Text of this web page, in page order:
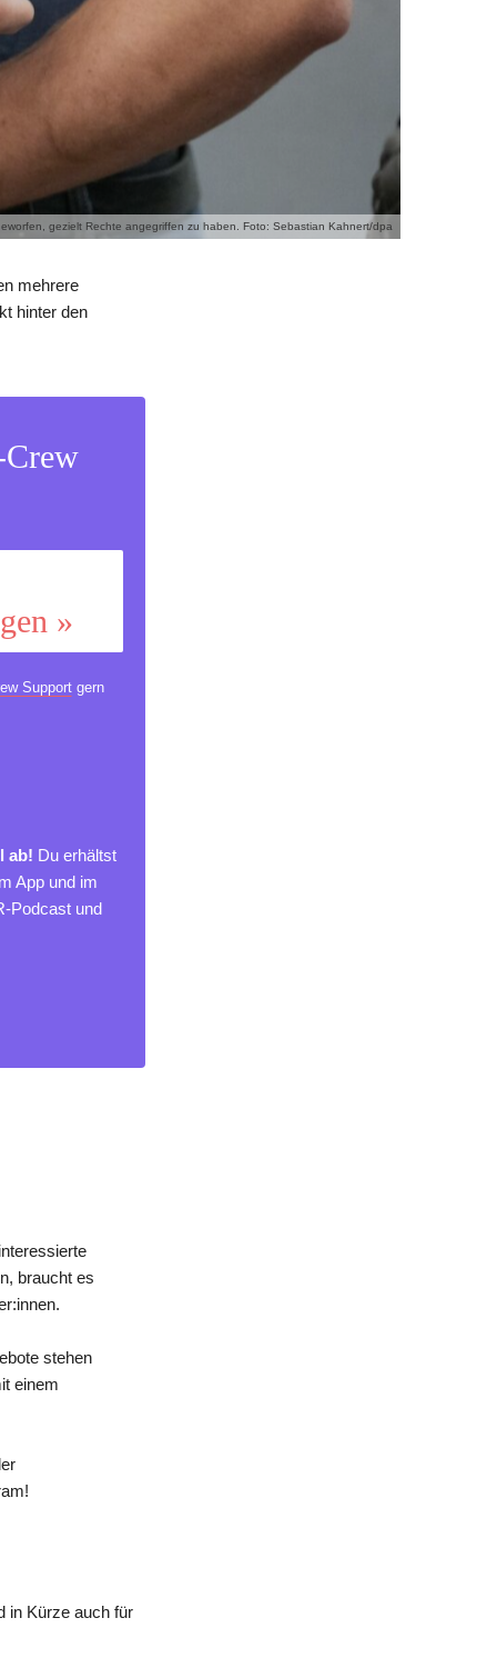
gezielt Rechte angegriffen zu haben. Foto: Sebastian Kahnert/dpa
mehrere
hinter den
»
Supportgern
ab! Du erhältst
App und im
Podcast und
braucht es
stehen
einem
in Kürze auch für